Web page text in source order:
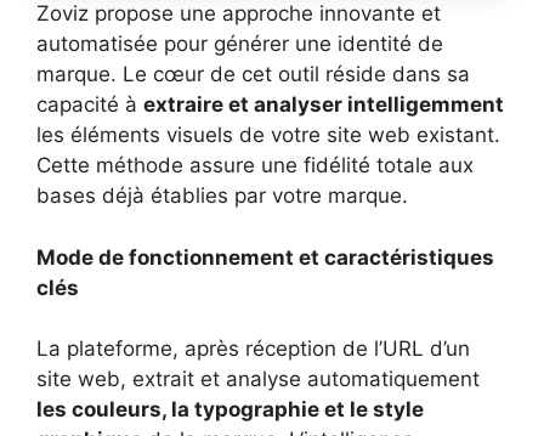
Zoviz propose une approche innovante et
automatisée pour générer une identité de
marque. Le cœur de cet outil réside dans sa
capacité à extraire et analyser intelligemment
les éléments visuels de votre site web existant.
Cette méthode assure une fidélité totale aux
bases déjà établies par votre marque.
Mode de fonctionnement et caractéristiques
clés
La plateforme, après réception de l’URL d’un
site web, extrait et analyse automatiquement
les couleurs, la typographie et le style